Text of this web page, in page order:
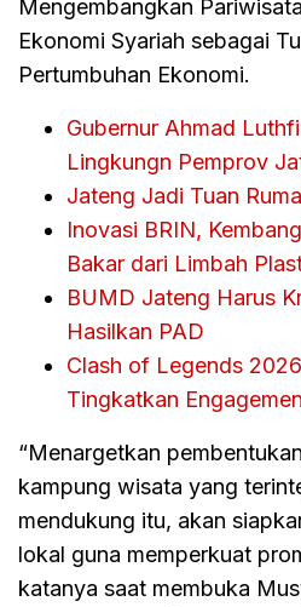
Mengembangkan
Ekonomi Syariah sebagai
Pertumbuhan Ekonomi.
Gubernur Ahmad
Lingkungn Pemprov
Jateng Jadi Tuan
Inovasi BRIN,
Bakar dari Limbah
BUMD Jateng Harus
Hasilkan PAD
Clash of Legends
Tingkatkan
“Menargetkan
kampung wisata yang
mendukung itu, akan
lokal guna memperkuat
katanya saat membuka